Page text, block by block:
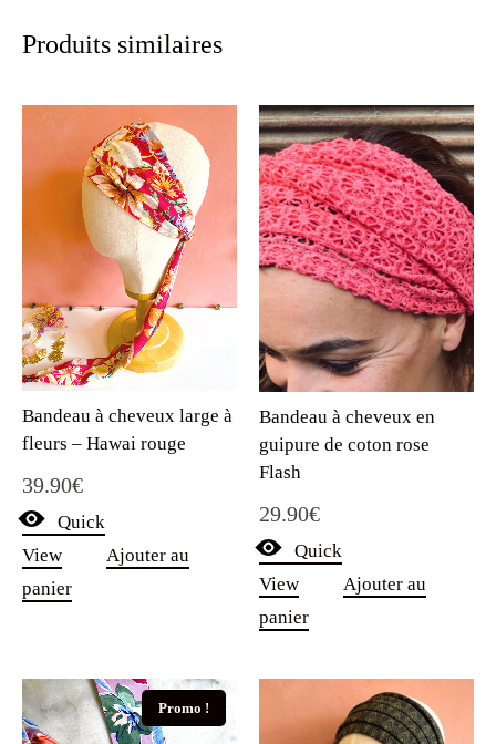
Produits similaires
Bandeau à cheveux large à
fleurs – Hawai rouge
39.90€
Quick
View
Ajouter au
panier
Bandeau à cheveux en
guipure de coton rose
Flash
29.90€
Quick
View
Ajouter au
panier
Promo !